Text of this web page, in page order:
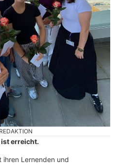
erreicht.
ihren Lernenden und